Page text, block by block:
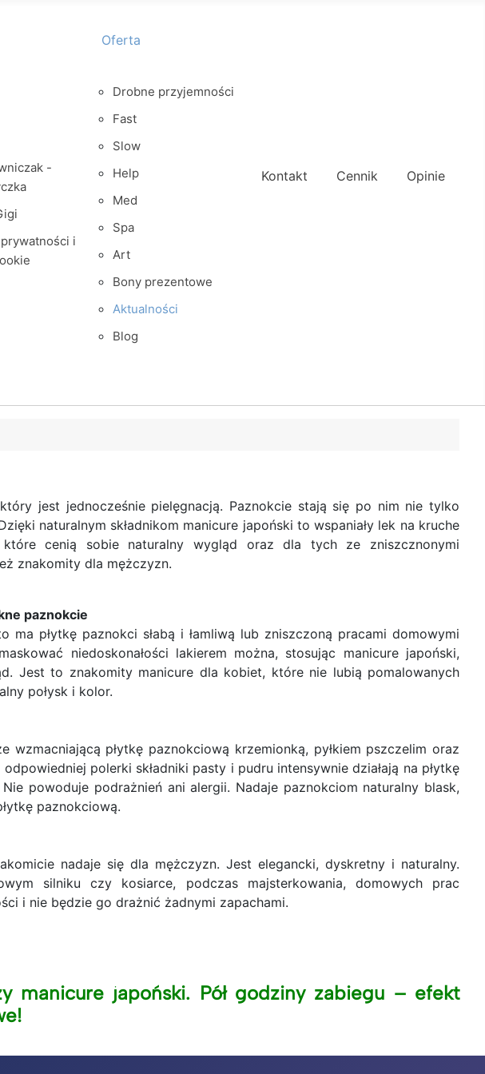
-
i
Oferta
Drobne przyjemności
Fast
Slow
Help
Med
Spa
Art
Bony prezentowe
Aktualności
Blog
Kontakt Cennik Opinie
jest jednocześnie pielęgnacją. Paznokcie stają się po nim nie tylko
naturalnym składnikom manicure japoński to wspaniały lek na kruche
cenią sobie naturalny wygląd oraz dla tych ze zniszcznonymi
znakomity dla mężczyzn.
paznokcie
ma płytkę paznokci słabą i łamliwą lub zniszczoną pracami domowymi
niedoskonałości lakierem można, stosując manicure japoński,
Jest to znakomity manicure dla kobiet, które nie lubią pomalowanych
połysk i kolor.
płytkę paznokciową krzemionką, pyłkiem pszczelim oraz
polerki składniki pasty i pudru intensywnie działają na płytkę
powoduje podrażnień ani alergii. Nadaje paznokciom naturalny blask,
paznokciową.
nadaje się dla mężczyzn. Jest elegancki, dyskretny i naturalny.
silniku czy kosiarce, podczas majsterkowania, domowych prac
i nie będzie go drażnić żadnymi zapachami.
manicure japoński. Pół godziny zabiegu – efekt